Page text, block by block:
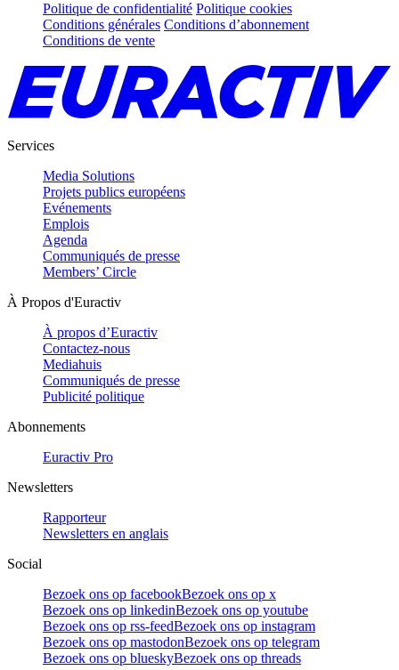
Politique de confidentialité Politique cookies
Conditions générales Conditions d’abonnement
Conditions de vente
Services
Media Solutions
Projets publics européens
Evénements
Emplois
Agenda
Communiqués de presse
Members’ Circle
À Propos d'Euractiv
À propos d’Euractiv
Contactez-nous
Mediahuis
Communiqués de presse
Publicité politique
Abonnements
Euractiv Pro
Newsletters
Rapporteur
Newsletters en anglais
Social
Bezoek ons op facebookBezoek ons op x
Bezoek ons op linkedinBezoek ons op youtube
Bezoek ons op rss-feedBezoek ons op instagram
Bezoek ons op mastodonBezoek ons op telegram
Bezoek ons op blueskyBezoek ons op threads